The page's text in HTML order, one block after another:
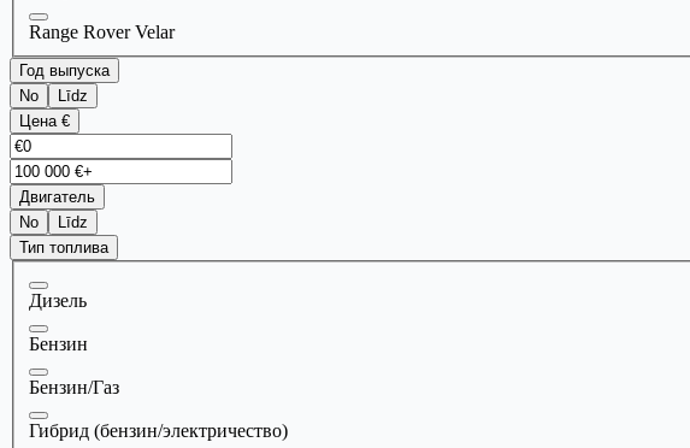
Range Rover Velar
Год выпуска
No
Līdz
Цена €
Двигатель
No
Līdz
Тип топлива
Дизель
Бензин
Бензин/Газ
Гибрид (бензин/электричество)